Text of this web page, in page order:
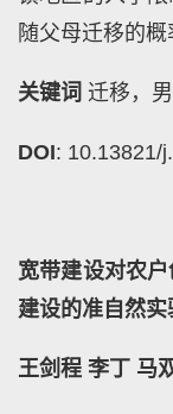
随父母迁移的概
关键词 迁移，
DOI: 10.13821/
宽带建设对农
建设的准自然实
王剑程 李丁 马